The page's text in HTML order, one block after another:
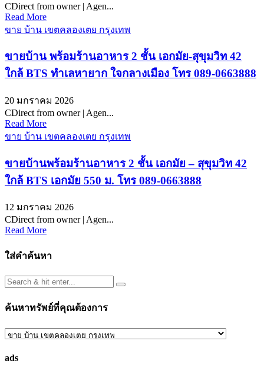
CDirect from owner | Agen...
Read More
ขาย บ้าน เขตคลองเตย กรุงเทพ
ขายบ้าน พร้อมร้านอาหาร 2 ชั้น เอกมัย-สุขุมวิท 42
ใกล้ BTS ทำเลหายาก ใจกลางเมือง โทร 089-0663888
20 มกราคม 2026
CDirect from owner | Agen...
Read More
ขาย บ้าน เขตคลองเตย กรุงเทพ
ขายบ้านพร้อมร้านอาหาร 2 ชั้น เอกมัย – สุขุมวิท 42
ใกล้ BTS เอกมัย 550 ม. โทร 089-0663888
12 มกราคม 2026
CDirect from owner | Agen...
Read More
ใส่คำค้นหา
ค้นหาทรัพย์ที่คุณต้องการ
ค้นหา
ที่
ads